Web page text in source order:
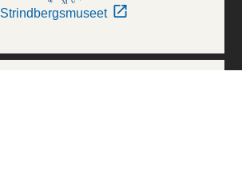
Strindbergsmuseet